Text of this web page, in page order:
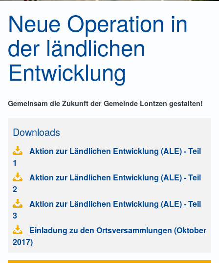
Neue Operation in
der ländlichen
Entwicklung
Gemeinsam die Zukunft der Gemeinde Lontzen gestalten!
Downloads
Aktion zur Ländlichen Entwicklung (ALE) - Teil
1
Aktion zur Ländlichen Entwicklung (ALE) - Teil
2
Aktion zur Ländlichen Entwicklung (ALE) - Teil
3
Einladung zu den Ortsversammlungen (Oktober
2017)